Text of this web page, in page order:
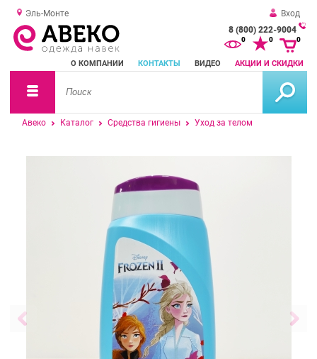
Эль-Монте
Вход
8 (800) 222-9004
О КОМПАНИИ КОНТАКТЫ ВИДЕО АКЦИИ И СКИДКИ
0 0 0
Авеко Каталог Средства гигиены Уход за телом